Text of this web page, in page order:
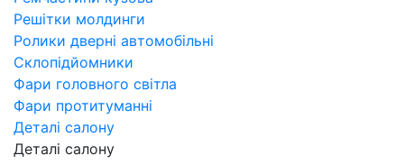
Решітки молдинги
Ролики дверні автомобільні
Склопідйомники
Фари головного світла
Фари протитуманні
Деталі салону
Деталі салону